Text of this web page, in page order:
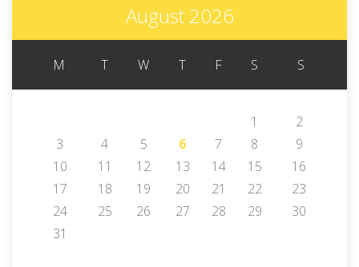
August 2026
M T W T F S S
1
2
3
4 5 6 7 8
9
10
11 12 13 14 15
16
17
18 19 20 21 22
23
24
25 26 27 28 29
30
31